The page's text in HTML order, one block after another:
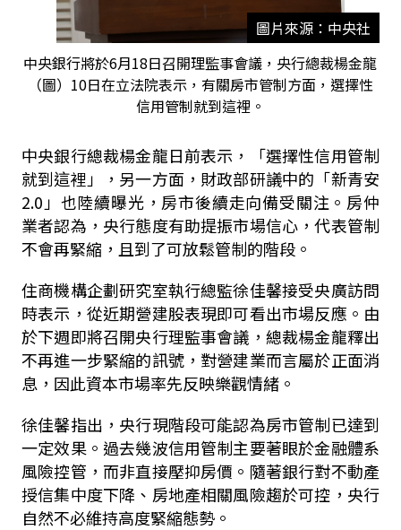
圖片來源：中央社
中央銀行將於6月18日召開理監事會議，央行總裁楊金龍
（圖）10日在立法院表示，有關房市管制方面，選擇性
信用管制就到這裡。
中央銀行總裁楊金龍日前表示，「選擇性信用管制
就到這裡」，另一方面，財政部研議中的「新青安
2.0」也陸續曝光，房市後續走向備受關注。房仲
業者認為，央行態度有助提振市場信心，代表管制
不會再緊縮，且到了可放鬆管制的階段。
住商機構企劃研究室執行總監徐佳馨接受央廣訪問
時表示，從近期營建股表現即可看出市場反應。由
於下週即將召開央行理監事會議，總裁楊金龍釋出
不再進一步緊縮的訊號，對營建業而言屬於正面消
息，因此資本市場率先反映樂觀情緒。
徐佳馨指出，央行現階段可能認為房市管制已達到
一定效果。過去幾波信用管制主要著眼於金融體系
風險控管，而非直接壓抑房價。隨著銀行對不動產
授信集中度下降、房地產相關風險趨於可控，央行
自然不必維持高度緊縮態勢。